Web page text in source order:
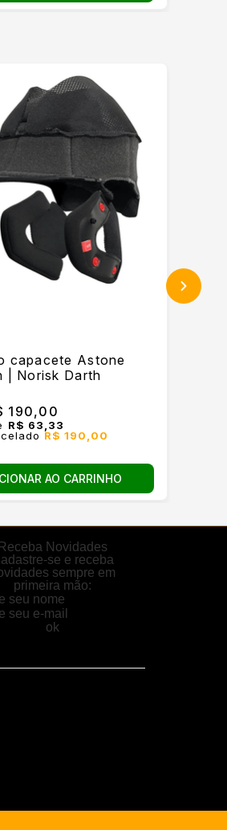
capacete Astone
| Norisk Darth
190,00
R$ 63,33
R$ 190,00
AO CARRINHO
Receba Novidades
se e receba
sempre em
primeira mão: